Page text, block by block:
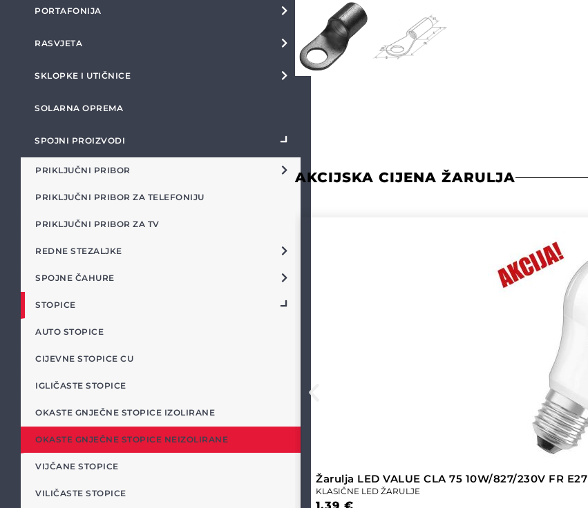
PORTAFONIJA
RASVJETA
SKLOPKE I UTIČNICE
SOLARNA OPREMA
SPOJNI PROIZVODI
PRIKLJUČNI PRIBOR
PRIKLJUČNI PRIBOR ZA TELEFONIJU
PRIKLJUČNI PRIBOR ZA TV
REDNE STEZALJKE
SPOJNE ČAHURE
STOPICE
AUTO STOPICE
CIJEVNE STOPICE CU
IGLIČASTE STOPICE
OKASTE GNJEČNE STOPICE IZOLIRANE
OKASTE GNJEČNE STOPICE NEIZOLIRANE
VIJČANE STOPICE
VILIČASTE STOPICE
AKCIJSKA CIJENA ŽARULJA
Žarulja LED VALUE CLA 75 10W/827/230V FR E27
KLASIČNE LED ŽARULJE